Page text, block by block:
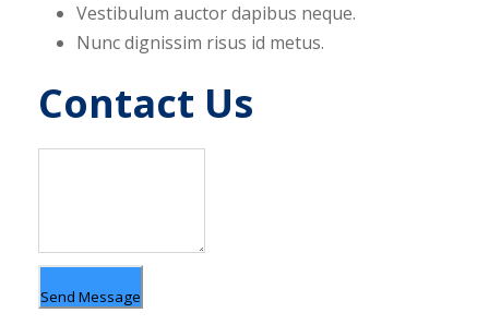
Vestibulum auctor dapibus neque.
Nunc dignissim risus id metus.
Contact Us
Send Message